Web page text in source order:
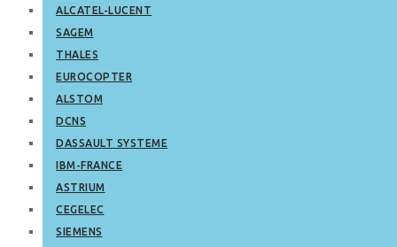
ALCATEL-LUCENT
SAGEM
THALES
EUROCOPTER
ALSTOM
DCNS
DASSAULT SYSTEME
IBM-FRANCE
ASTRIUM
CEGELEC
SIEMENS